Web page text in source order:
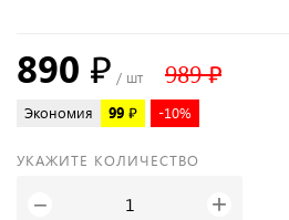
890 ₽ / шт 989 ₽
Экономия 99 ₽ -10%
УКАЖИТЕ КОЛИЧЕСТВО
− +